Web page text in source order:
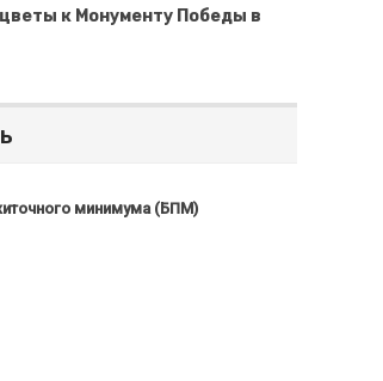
к Монументу Победы в
минимума (БПМ)